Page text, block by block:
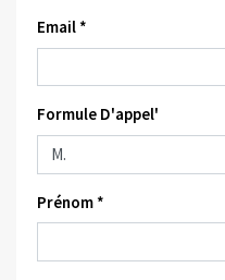
Email *
Formule D'appel'
Prénom *